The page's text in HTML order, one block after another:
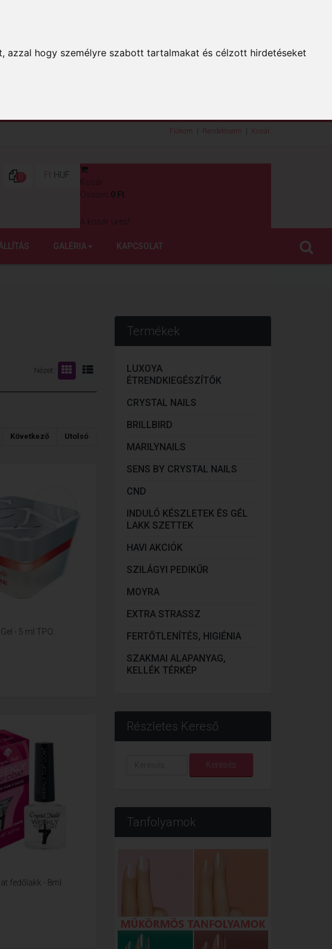
azzal hogy személyre szabott tartalmakat és célzott hirdetéseket
Fiókom Rendeléseim Kosár
0 Ft HUF
Kosár
Összes: 0 Ft
A kosár üres!
GALÉRIA KAPCSOLAT
Nézet:
Következő Utolsó
- 5 ml TPO...
fedőlakk - 8ml
Termékek
LUXOYA
ÉTRENDKIEGÉSZÍTŐK
CRYSTAL NAILS
BRILLBIRD
MARILYNAILS
SENS BY CRYSTAL NAILS
CND
INDULÓ KÉSZLETEK ÉS GÉL
LAKK SZETTEK
HAVI AKCIÓK
SZILÁGYI PEDIKŰR
MOYRA
EXTRA STRASSZ
FERTŐTLENÍTÉS, HIGIÉNIA
SZAKMAI ALAPANYAG,
KELLÉK TÉRKÉP
Részletes Kereső
Keresés
Tanfolyamok